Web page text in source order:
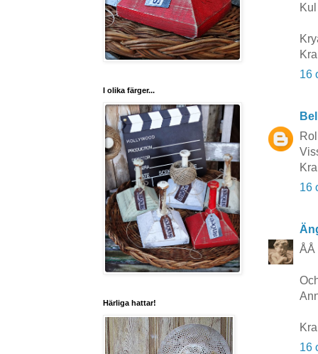
16
16
ÅÅ
16
I olika färger...
Härliga hattar!